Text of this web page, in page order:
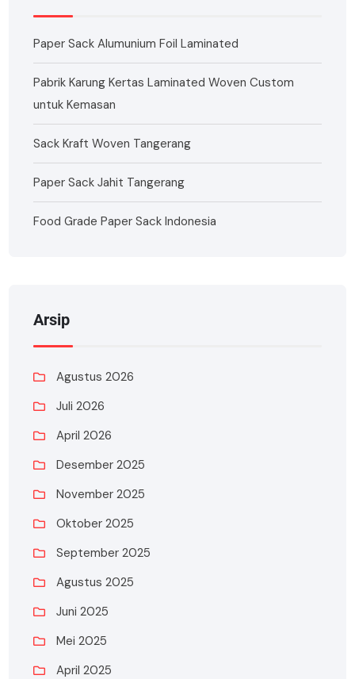
Paper Sack Alumunium Foil Laminated
Pabrik Karung Kertas Laminated Woven Custom
untuk Kemasan
Sack Kraft Woven Tangerang
Paper Sack Jahit Tangerang
Food Grade Paper Sack Indonesia
Arsip
Agustus 2026
Juli 2026
April 2026
Desember 2025
November 2025
Oktober 2025
September 2025
Agustus 2025
Juni 2025
Mei 2025
April 2025